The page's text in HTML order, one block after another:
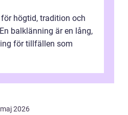
högtid, tradition och
balklänning är en lång,
för tillfällen som
2026